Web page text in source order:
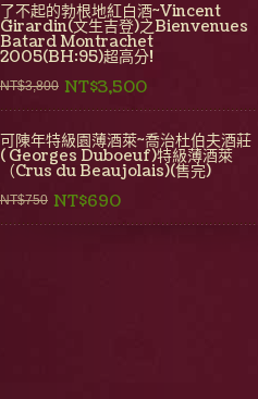
了不起的勃根地紅白酒~Vincent
Girardin(文生吉登)之Bienvenues
Batard Montrachet
2005(BH:95)超高分!
NT$3,800 NT$3,500
可陳年特級園薄酒萊~喬治杜伯夫酒莊
( Georges Duboeuf)特級薄酒萊
（Crus du Beaujolais)(售完)
NT$750 NT$690